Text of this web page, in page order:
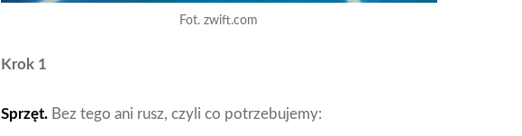
Fot. zwift.com
Krok 1
Sprzęt. Bez tego ani rusz, czyli co potrzebujemy: